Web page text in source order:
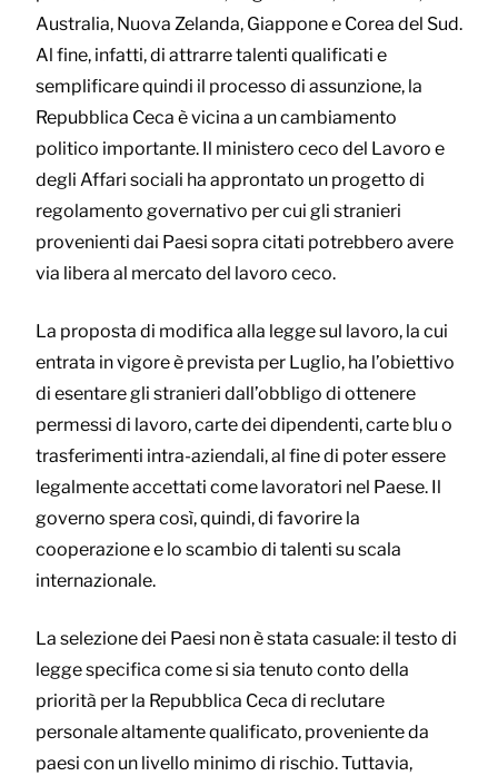
Australia, Nuova Zelanda, Giappone e Corea del Sud.
Al fine, infatti, di attrarre talenti qualificati e
semplificare quindi il processo di assunzione, la
Repubblica Ceca è vicina a un cambiamento
politico importante. Il ministero ceco del Lavoro e
degli Affari sociali ha approntato un progetto di
regolamento governativo per cui gli stranieri
provenienti dai Paesi sopra citati potrebbero avere
via libera al mercato del lavoro ceco.
La proposta di modifica alla legge sul lavoro, la cui
entrata in vigore è prevista per Luglio, ha l’obiettivo
di esentare gli stranieri dall’obbligo di ottenere
permessi di lavoro, carte dei dipendenti, carte blu o
trasferimenti intra-aziendali, al fine di poter essere
legalmente accettati come lavoratori nel Paese. Il
governo spera così, quindi, di favorire la
cooperazione e lo scambio di talenti su scala
internazionale.
La selezione dei Paesi non è stata casuale: il testo di
legge specifica come si sia tenuto conto della
priorità per la Repubblica Ceca di reclutare
personale altamente qualificato, proveniente da
paesi con un livello minimo di rischio. Tuttavia,